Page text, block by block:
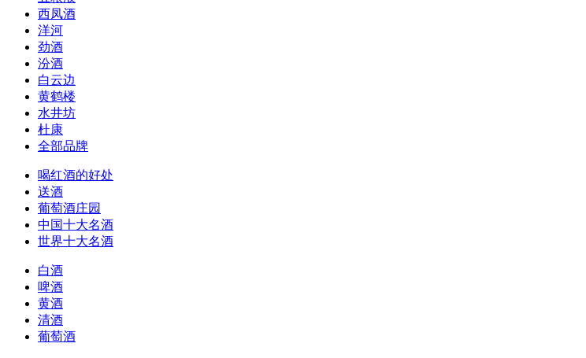
西凤酒
洋河
劲酒
汾酒
白云边
黄鹤楼
水井坊
杜康
全部品牌
喝红酒的好处
送酒
葡萄酒庄园
中国十大名酒
世界十大名酒
白酒
啤酒
黄酒
清酒
葡萄酒